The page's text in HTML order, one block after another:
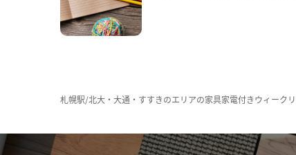
札幌駅/北大・大通・すすきのエリアの家具家電付きウィーク